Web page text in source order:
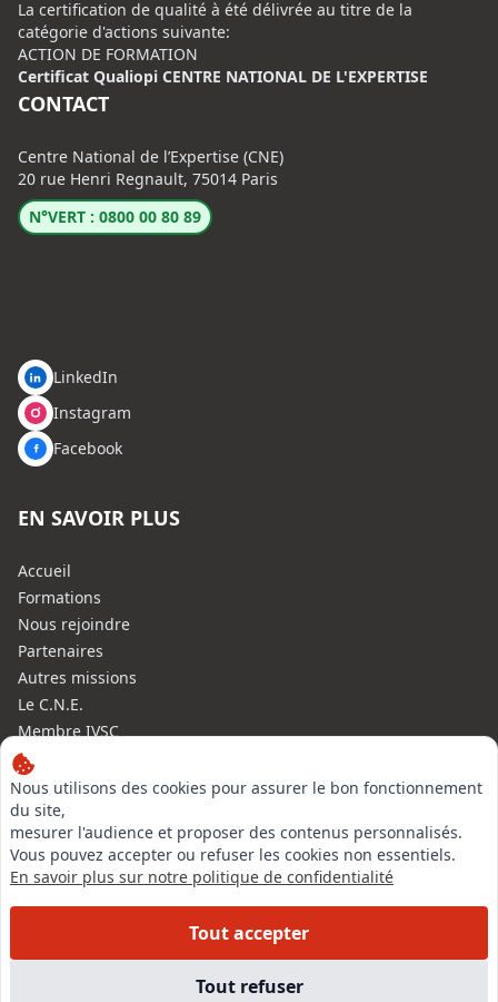
Nous utilisons des cookies pour assurer le bon fonctionnement
du site,
mesurer l'audience et proposer des contenus personnalisés.
Vous pouvez accepter ou refuser les cookies non essentiels.
En savoir plus sur notre politique de confidentialité
Tout accepter
Tout refuser
La certification de qualité à été délivrée au titre de la
catégorie d'actions suivante:
ACTION DE FORMATION
Certificat Qualiopi CENTRE NATIONAL DE L'EXPERTISE
CONTACT
Centre National de l’Expertise (CNE)
20 rue Henri Regnault, 75014 Paris
N°VERT : 0800 00 80 89
LinkedIn
Instagram
Facebook
EN SAVOIR PLUS
Accueil
Formations
Nous rejoindre
Partenaires
Autres missions
Le C.N.E.
Membre IVSC
Logiciel
L’Expert
Tarifs
Contact
Experts Immobiliers par régions
Accès Pro